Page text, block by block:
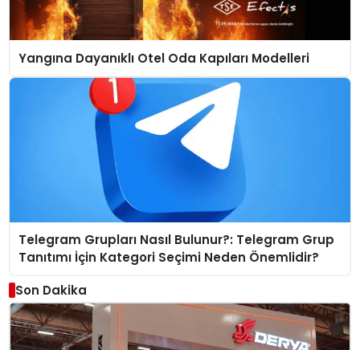
Yangına Dayanıklı Otel Oda Kapıları Modelleri
Telegram Grupları Nasıl Bulunur?: Telegram Grup
Tanıtımı İçin Kategori Seçimi Neden Önemlidir?
Son Dakika